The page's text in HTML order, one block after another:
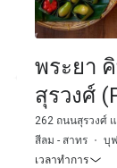
พระยา
สุรวงศ์
Hotel
262 ถนนสุรวงศ์
สีลม - สาทร
บุ
เวลาทำการ